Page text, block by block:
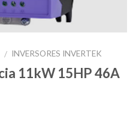
/ INVERSORES INVERTEK
11kW 15HP 46A